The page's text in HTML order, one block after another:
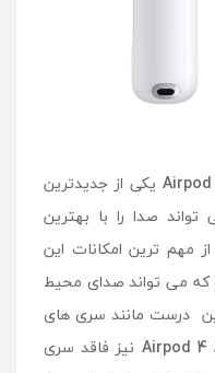
یکی از جدیدترین
صدا را با بهترین
مهم ترین امکانات این
می تواند صدای محیط
این درست مانند سری های
Airpod 4 نیز فاقد سری